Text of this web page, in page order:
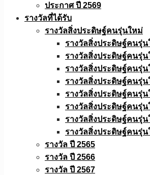
ประกาศ ปี 2569
รางวัลที่ได้รับ
รางวัลสิ่งประดิษฐ์คนรุ่นใหม่
รางวัลสิ่งประดิษฐ์คนรุ่น
รางวัลสิ่งประดิษฐ์คนรุ่น
รางวัลสิ่งประดิษฐ์คนรุ่น
รางวัลสิ่งประดิษฐ์คนรุ่น
รางวัลสิ่งประดิษฐ์คนรุ่น
รางวัลสิ่งประดิษฐ์คนรุ่น
รางวัลสิ่งประดิษฐ์คนรุ่น
รางวัลสิ่งประดิษฐ์คนรุ่น
รางวัล ปี 2565
รางวัล ปี 2566
รางวัล ปี 2567